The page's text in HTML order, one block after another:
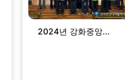
2024년 강화중앙...